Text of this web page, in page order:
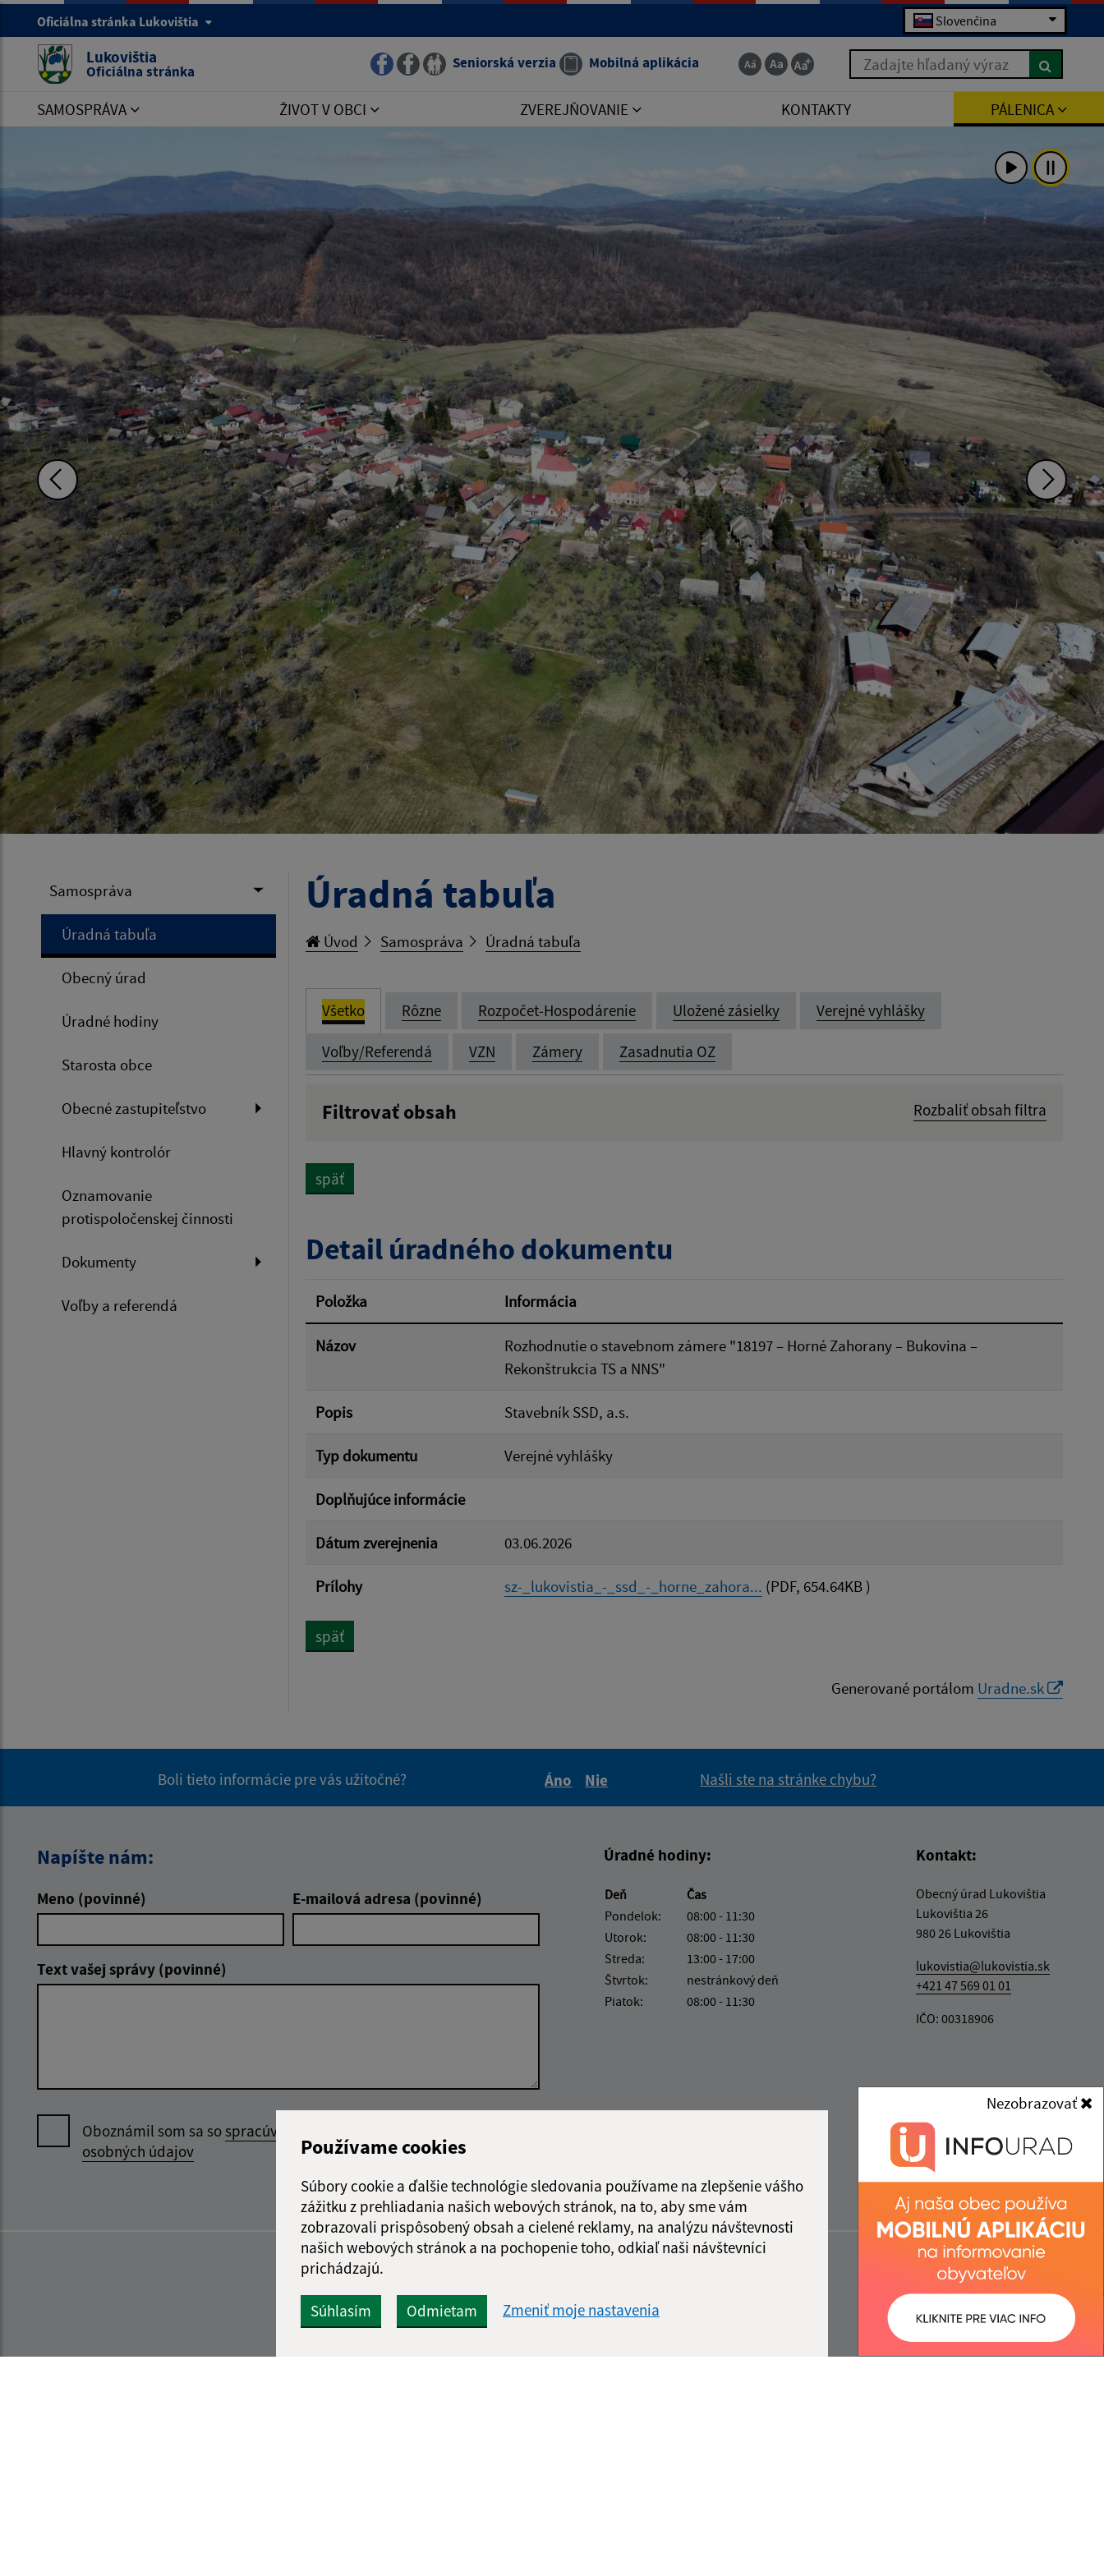
Používame cookies
Súbory cookie a ďalšie technológie sledovania používame na zlepšenie vášho
zážitku z prehliadania našich webových stránok, na to, aby sme vám
zobrazovali prispôsobený obsah a cielené reklamy, na analýzu návštevnosti
našich webových stránok a na pochopenie toho, odkiaľ naši návštevníci
prichádzajú.
Súhlasím Odmietam Zmeniť moje nastavenia
Nezobrazovať
Oficiálna stránka Lukovištia Slovenčina
Lukovištia
Oficiálna stránka Seniorská verzia Mobilná aplikácia Zadajte hľadaný výraz
SAMOSPRÁVA ŽIVOT V OBCI ZVEREJŇOVANIE KONTAKTY PÁLENICA
Samospráva
Úradná tabuľa
Obecný úrad
Úradné hodiny
Starosta obce
Obecné zastupiteľstvo
Hlavný kontrolór
Oznamovanie
protispoločenskej činnosti
Dokumenty
Voľby a referendá
Úradná tabuľa
Úvod Samospráva Úradná tabuľa
Všetko Rôzne Rozpočet-Hospodárenie Uložené zásielky Verejné vyhlášky
Voľby/Referendá VZN Zámery Zasadnutia OZ
Filtrovať obsah Rozbaliť obsah filtra
Filtrovať
späť
Detail úradného dokumentu
Položka Informácia
Názov
Rozhodnutie o stavebnom zámere "18197 – Horné Zahorany – Bukovina –
Rekonštrukcia TS a NNS"
Popis Stavebník SSD, a.s.
Typ dokumentu Verejné vyhlášky
Doplňujúce informácie
Dátum zverejnenia 03.06.2026
Prílohy sz-_lukovistia_-_ssd_-_horne_zahora... (PDF, 654.64KB )
späť
Generované portálom Uradne.sk
Boli tieto informácie pre vás užitočné?
Áno
Nie
Našli ste na stránke chybu?
Napíšte nám:
Meno (povinné) E-mailová adresa (povinné)
Text vašej správy (povinné)
Oboznámil som sa sospracúvaním
osobných údajov
Úradné hodiny:
Deň
Čas
Pondelok:
08:00 - 11:30
Utorok:
08:00 - 11:30
Streda:
13:00 - 17:00
Štvrtok:
nestránkový deň
Piatok:
08:00 - 11:30
Kontakt:
Obecný úrad Lukovištia
Lukovištia 26
980 26 Lukovištia
lukovistia@lukovistia.sk
+421 47 569 01 01
IČO: 00318906